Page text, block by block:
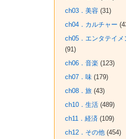
ch03．美容(31)
ch04．カルチャー
ch05．エンタテイメ
(91)
ch06．音楽(123)
ch07．味(179)
ch08．旅(43)
ch10．生活(489)
ch11．経済 (109)
ch12．その他(454)